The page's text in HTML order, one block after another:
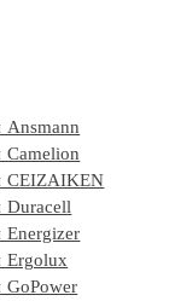
Ansmann
Camelion
CEIZAIKEN
Duracell
Energizer
Ergolux
GoPower